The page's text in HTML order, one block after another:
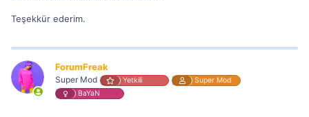
Teşekkür ederim.
ForumFreak
Super Mod Yetkili
Super Mod
BaYaN